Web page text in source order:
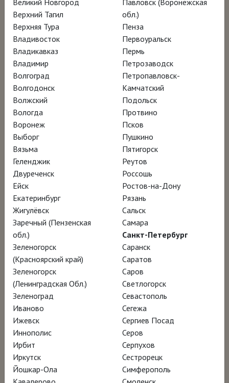
Эндрю Уайет (1917–2009) – один из самых
известных, но в то же время загадочных
американских художников XX века и автор
знаковой картины «Мир Кристины». Любовь
к искусству досталась ему от отца Ньюэлла
Конверса Уайета, выдающегося
иллюстратора детских книг, чьи рисунки
вдохновляли создателя «Звездных войн»
Джорджа Лукаса. Эта же творческая искра
продолжила гореть в его сыне
сохраняя незыблемое наследие семьи
Уайетов.
Эндрю работал в стиле «магического
реализма»: писал по памяти и, накладывая
на деревянную доску один слой темперы за
другим, запечатлевал застывшие
мгновения на таких картинах, как
«Апрельский ветер» и «Косы». Героями его
произведений становились друзья, соседи,
окрестные дома и даже природа штата Мэн,
где жил художник. Выставки картин Уайета
всегда пользовались огромной
популярностью, в 1949 году Музей
Великий Новгород
Верхний Тагил
Верхняя Тура
Владивосток
Владикавказ
Владимир
Волгоград
Волгодонск
Волжский
Вологда
Воронеж
Выборг
Вязьма
Геленджик
Двуреченск
Ейск
Екатеринбург
Жигулёвск
Заречный (Пензенская
обл.)
Зеленогорск
(Красноярский край)
Зеленогорск
(Ленинградская Обл.)
Зеленоград
Иваново
Ижевск
Иннополис
Ирбит
Иркутск
Йошкар-Ола
Павловск (Воронежская
обл.)
Пенза
Первоуральск
Пермь
Петрозаводск
Петропавловск-
Камчатский
Подольск
Протвино
Псков
Пушкино
Пятигорск
Реутов
Россошь
Ростов-на-Дону
Рязань
Сальск
Самара
Санкт-Петербург
Саранск
Саратов
Саров
Светлогорск
Севастополь
Сегежа
Сергиев Посад
Серов
Серпухов
Сестрорецк
Симферополь